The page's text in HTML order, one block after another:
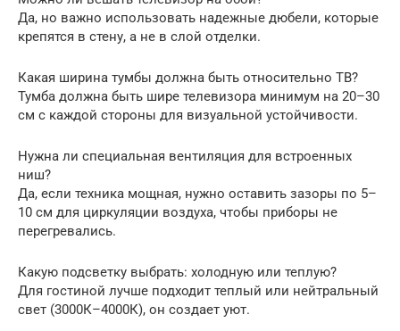
Да, но важно использовать надежные дюбели, которые
крепятся в стену, а не в слой отделки.
Какая ширина тумбы должна быть относительно ТВ?
Тумба должна быть шире телевизора минимум на 20–30
см с каждой стороны для визуальной устойчивости.
Нужна ли специальная вентиляция для встроенных
ниш?
Да, если техника мощная, нужно оставить зазоры по 5–
10 см для циркуляции воздуха, чтобы приборы не
перегревались.
Какую подсветку выбрать: холодную или теплую?
Для гостиной лучше подходит теплый или нейтральный
свет (3000К–4000К), он создает уют.